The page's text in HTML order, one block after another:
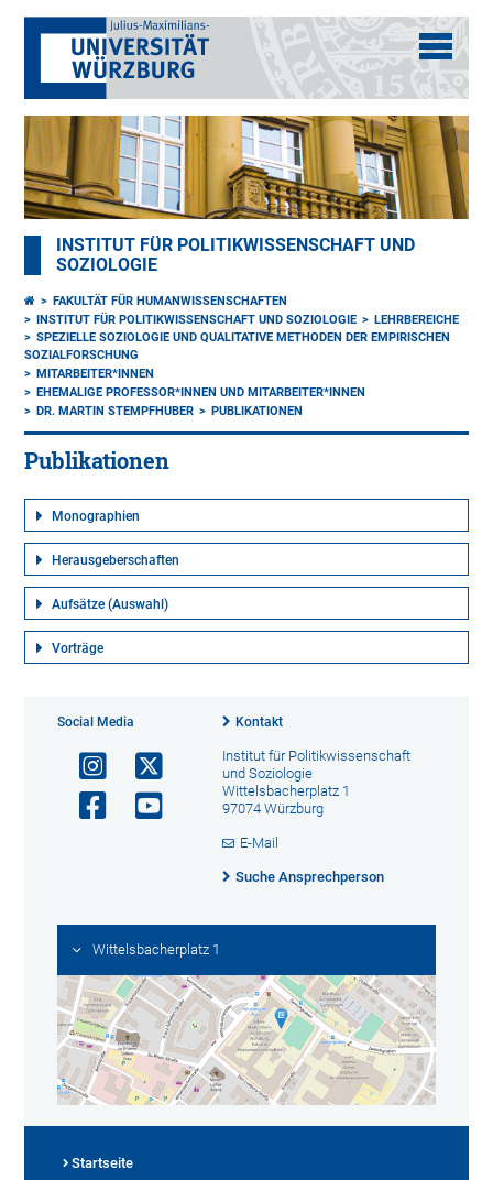
INSTITUT FÜR POLITIKWISSENSCHAFT UND
SOZIOLOGIE
FAKULTÄT FÜR HUMANWISSENSCHAFTEN
INSTITUT FÜR POLITIKWISSENSCHAFT UND SOZIOLOGIE
LEHRBEREICHE
SPEZIELLE SOZIOLOGIE UND QUALITATIVE METHODEN DER EMPIRISCHEN
SOZIALFORSCHUNG
MITARBEITER*INNEN
EHEMALIGE PROFESSOR*INNEN UND MITARBEITER*INNEN
DR. MARTIN STEMPFHUBER
PUBLIKATIONEN
Publikationen
Monographien
Herausgeberschaften
Aufsätze (Auswahl)
Vorträge
Social Media Kontakt
Institut für Politikwissenschaft
und Soziologie
Wittelsbacherplatz 1
97074 Würzburg
E-Mail
Suche Ansprechperson
Wittelsbacherplatz 1
Startseite